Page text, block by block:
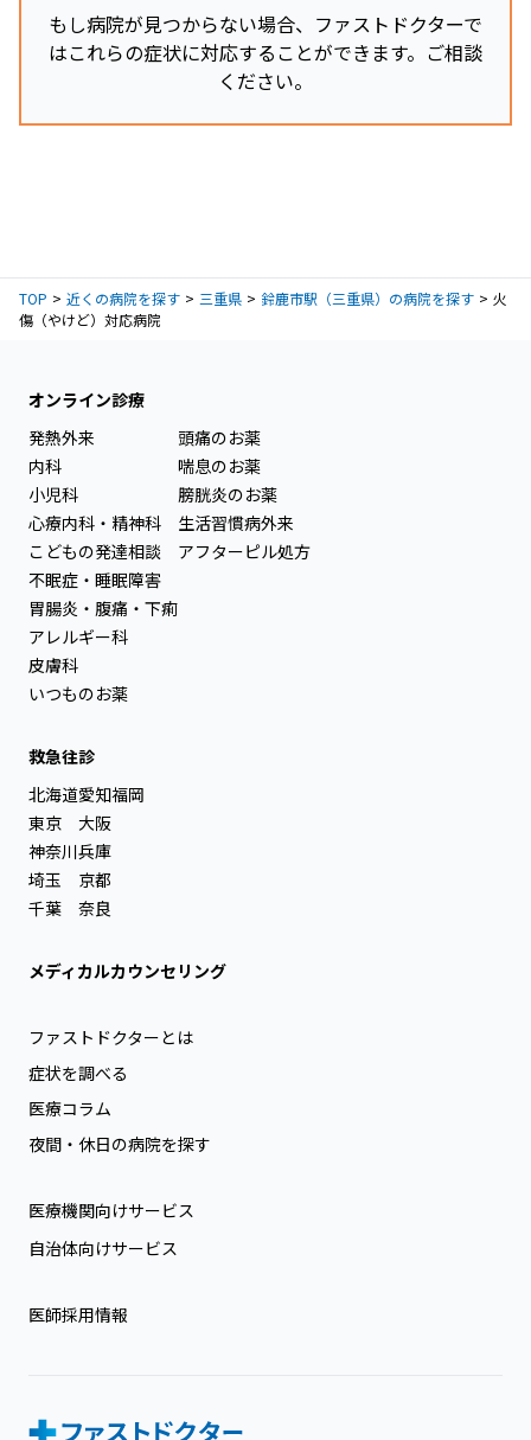
もし病院が見つからない場合、ファストドクターで
はこれらの症状に対応することができます。ご相談
ください。
TOP 近くの病院を探す 三重県 鈴鹿市駅（三重県）の病院を探す
火
傷（やけど）対応病院
オンライン診療
発熱外来
内科
小児科
心療内科・精神科
こどもの発達相談
不眠症・睡眠障害
胃腸炎・腹痛・下痢
アレルギー科
皮膚科
いつものお薬
頭痛のお薬
喘息のお薬
膀胱炎のお薬
生活習慣病外来
アフターピル処方
救急往診
北海道
東京
神奈川
埼玉
千葉
愛知
大阪
兵庫
京都
奈良
福岡
メディカルカウンセリング
ファストドクターとは
症状を調べる
医療コラム
夜間・休日の病院を探す
医療機関向けサービス
自治体向けサービス
医師採用情報